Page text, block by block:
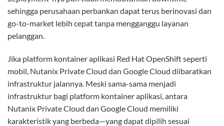
sehingga perusahaan perbankan dapat terus berinovasi dan
go-to-market lebih cepat tanpa mengganggu layanan
pelanggan.
Jika platform kontainer aplikasi Red Hat OpenShift seperti
mobil, Nutanix Private Cloud dan Google Cloud diibaratkan
infrastruktur jalannya. Meski sama-sama menjadi
infrastruktur bagi platform kontainer aplikasi, antara
Nutanix Private Cloud dan Google Cloud memiliki
karakteristik yang berbeda—yang dapat dipilih sesuai